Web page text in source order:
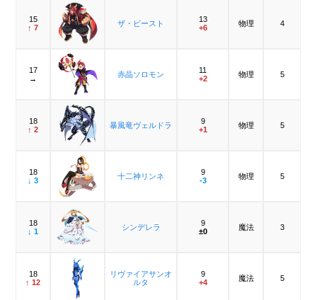
15
↑ 7
ザ・ビースト
13
+6
物理 4
17
→
赤晶ソロモン
11
+2
物理 5
18
↑ 2
暴風竜ヴェルドラ
9
+1
物理 5
18
↓ 3
十二神リンネ
9
-3
物理 5
18
↓ 1
シンデレラ
9
±0
魔法 3
18
↑ 12
リヴァイアサンオ
ルタ
9
+4
魔法 5